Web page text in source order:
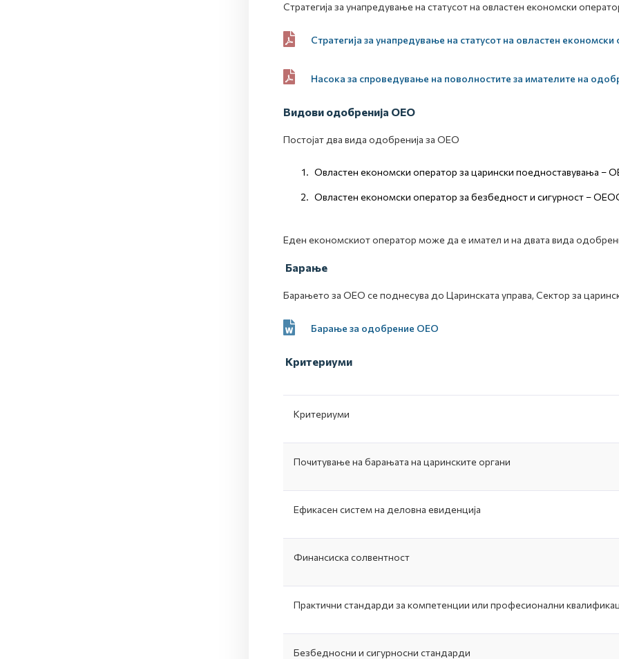
Стратегија за унапредување на статусот на овластен економски
Стратегија за унапредување на статусот на овластен
Насока за спроведување на поволностите за имателите на
Видови одобренија ОЕО
Постојат два вида одобренија за ОЕО
Овластен економски оператор за царински поедноставувања –
Овластен економски оператор за безбедност и сигурност –
Еден економскиот оператор може да е имател и на двата вида
Барање
Барањето за ОЕО се поднесува до Царинската управа, Сектор за
Барање за одобрение ОЕО
Критериуми
Критериуми
Почитување на барањата на царинските органи
Ефикасен систем на деловна евиденција
Финансиска солвентност
Практични стандарди за компетенции или професионални
Безбедносни и сигурносни стандарди